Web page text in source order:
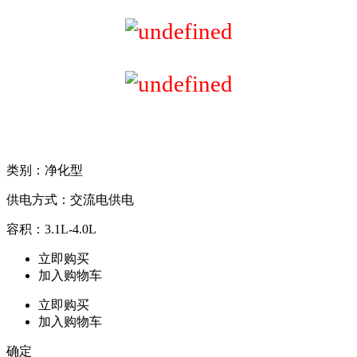
类别：净化型
供电方式：交流电供电
容积：3.1L-4.0L
立即购买
加入购物车
立即购买
加入购物车
确定